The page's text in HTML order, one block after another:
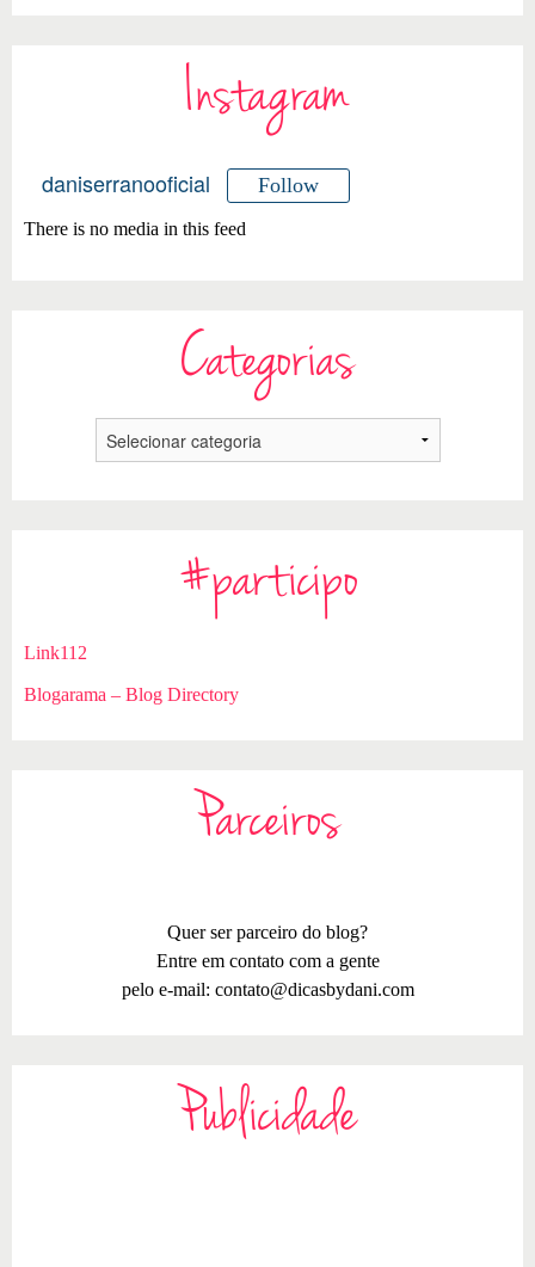
Instagram
daniserranooficial Follow
There is no media in this feed
Categorias
#participo
Link112
Blogarama – Blog Directory
Parceiros
Quer ser parceiro do blog?
Entre em contato com a gente
pelo e-mail: contato@dicasbydani.com
Publicidade